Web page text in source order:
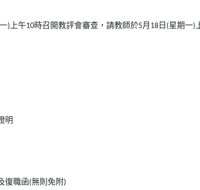
) 上午10時召開教評會審查，請教師於5月 18 日 (星期一)
明
復職函(無則免附)